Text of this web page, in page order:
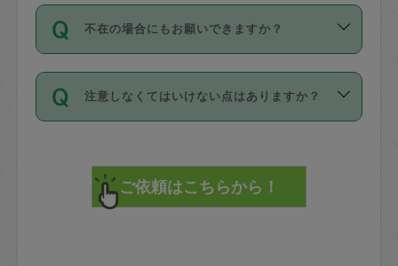
を依頼してください。
参考
【詳細】タスカジさんの登録に際
写真を撮り、
詳細FAQ：
損害賠償保険について教えて
1. 直前キャンセル（定期、スポット契約
共通）
72時間を超える※と、以下のキャンセル
料が発生します。
直前キャンセル料：
72時間前〜24時間前＝依頼料金の50%
「お試し利用」というメニューはありま
せんが、「一回のみ」依頼を活用するこ
とによって、気に入ったタスカジさんを
まず、条件の合う気になるタスカジさ
みてください。
その後、一番気に入ったタスカジさんに
不在の場合にもお願いできますか？
不在の場合の作業はタスカジさんの同意
が必要です。数回の依頼ののち、タスカ
ジさんと依頼者の間で十分な信頼関係が
てください。
不在時に部屋に入るためにタスカジさん
注意しなくてはいけない点はありますか？
で、必ず鍵のかかるロッカーや金庫に入
れて依頼者の責任の元管理するよう心掛
けてください。